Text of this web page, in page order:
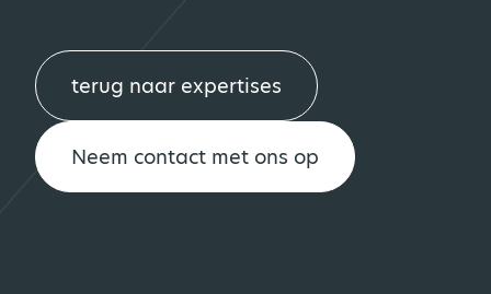
terug naar expertises
Neem contact met ons op